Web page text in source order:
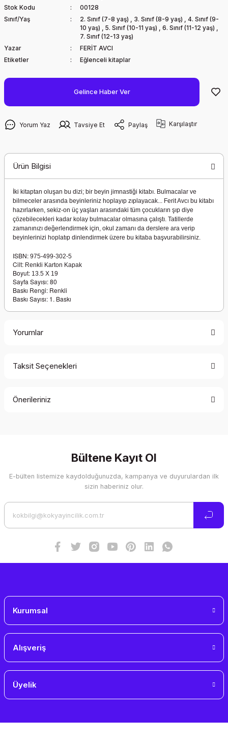
Stok Kodu
00128
Sınıf/Yaş
2. Sınıf (7-8 yaş) , 3. Sınıf (8-9 yaş) , 4. Sınıf (9-
10 yaş) , 5. Sınıf (10-11 yaş) , 6. Sınıf (11-12 yaş) ,
7. Sınıf (12-13 yaş)
Yazar
FERİT AVCI
Etiketler
Eğlenceli kitaplar
Gelince Haber Ver
Yorum Yaz Tavsiye Et Paylaş Karşılaştır
Ürün Bilgisi
İki kitaptan oluşan bu dizi; bir beyin jimnastiği kitabı. Bulmacalar ve
bilmeceler arasında beyinleriniz hoplayıp zıplayacak... Ferit Avcı bu kitabı
hazırlarken, sekiz-on üç yaşları arasındaki tüm çocukların şıp diye
çözebilecekleri kadar kolay bulmacalar olmasına çalıştı. Tatillerde
zamanınızı değerlendirmek için, okul zamanı da derslere ara verip
beyinlerinizi hoplatıp dinlendirmek üzere bu kitaba başvurabilirsiniz.
ISBN: 975-499-302-5
Cilt: Renkli Karton Kapak
Boyut: 13.5 X 19
Sayfa Sayısı: 80
Baskı Rengi: Renkli
Baskı Sayısı: 1. Baskı
Yorumlar
Taksit Seçenekleri
Önerileriniz
Görüş ve önerileriniz için teşekkür ederiz.
Ürün resmi kalitesiz, bozuk veya görüntülenemiyor.
Bültene Kayıt Ol
E-bülten listemize kaydolduğunuzda, kampanya ve duyurulardan ilk
sizin haberiniz olur.
Kurumsal
Alışveriş
Üyelik